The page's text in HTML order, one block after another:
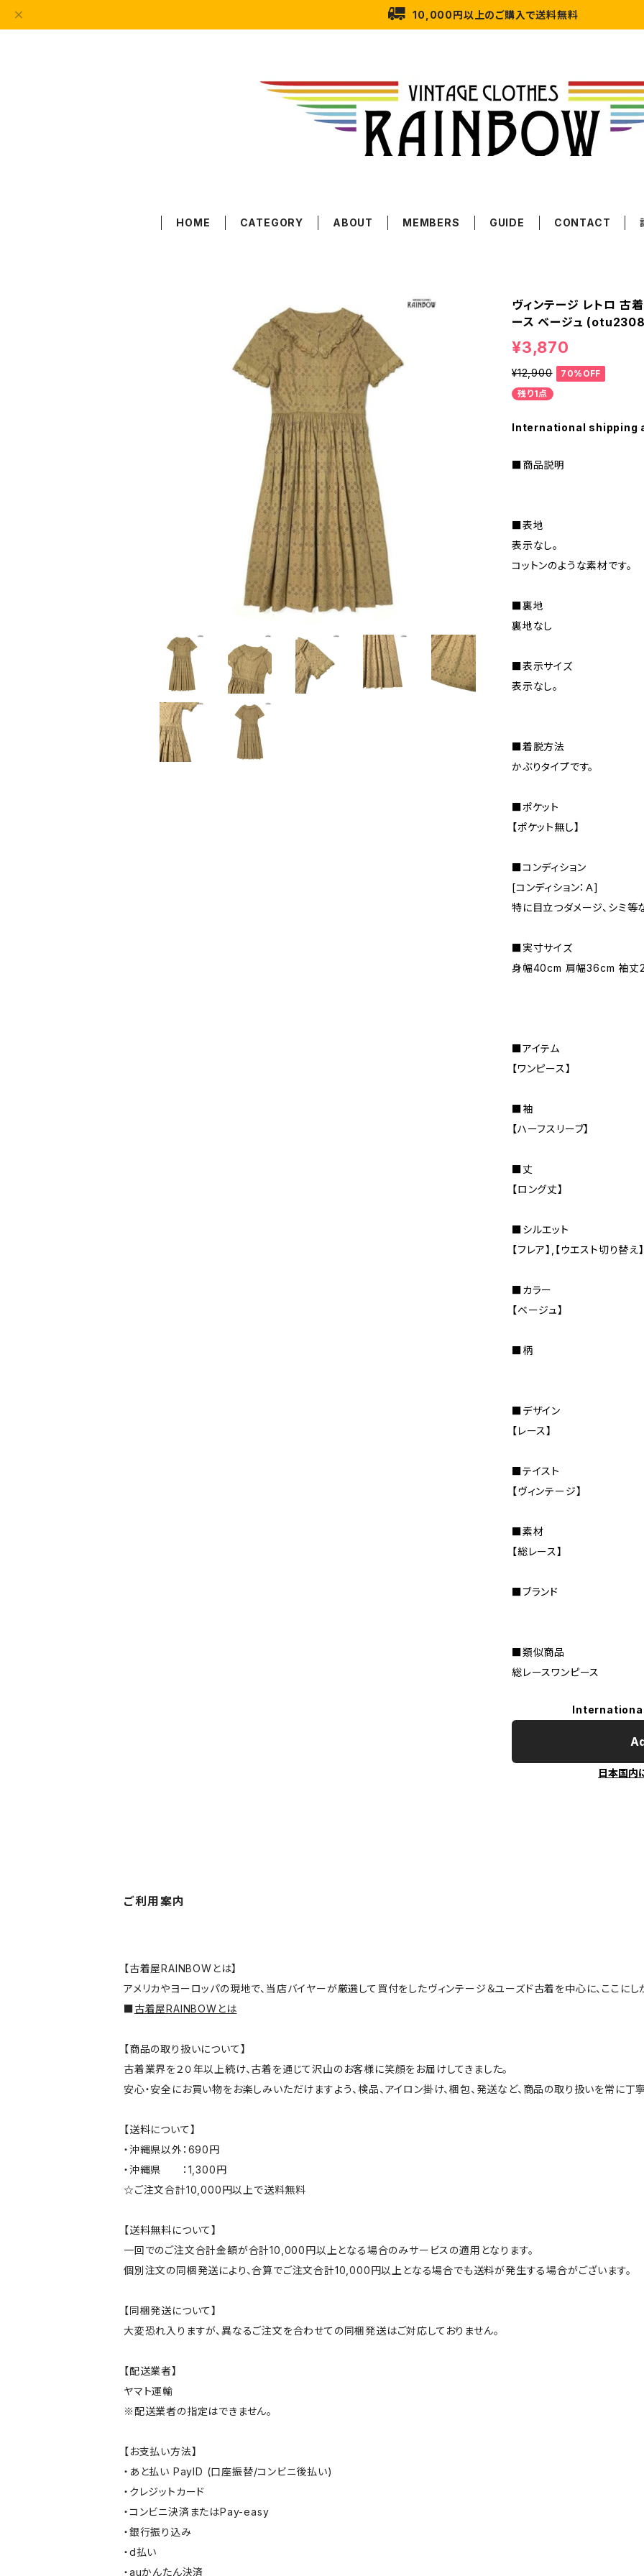
10,000円以上のご購入で送料無料
HOME CATEGORY ABOUT MEMBERS GUIDE CONTACT
ヴィンテージ レトロ 古
ース ベージュ
¥3,870
¥12,900
70%OFF
残り1点
International shipping
■商品説明
■表地
表示なし。
コットンのような素材です。
■裏地
裏地なし
■表示サイズ
表示なし。
■着脱方法
かぶりタイプです。
■ポケット
【ポケット無し】
■コンディション
[コンディション：Ａ]
特に目立つダメージ、シミ等
■実寸サイズ
身幅40cm 肩幅36cm 袖丈
■アイテム
【ワンピース】
■袖
【ハーフスリーブ】
■丈
【ロング丈】
■シルエット
【フレア】,【ウエスト切り替え】
■カラー
【ベージュ】
■柄
■デザイン
【レース】
■テイスト
【ヴィンテージ】
■素材
【総レース】
■ブランド
■類似商品
総レースワンピース
日本国内
ご利用案内
【古着屋RAINBOWとは】
アメリカやヨーロッパの現地で、当店バイヤーが厳選して買付をしたヴィンテージ＆ユーズド古着を中心に、ここに
■古着屋RAINBOWとは
【商品の取り扱いについて】
古着業界を２０年以上続け、古着を通じて沢山のお客様に笑顔をお届けしてきました。
安心・安全にお買い物をお楽しみいただけますよう、検品、アイロン掛け、梱包、発送など、商品の取り扱いを常に丁寧
【送料について】
・沖縄県以外：690円
・沖縄県 ：1,300円
☆ご注文合計10,000円以上で送料無料
【送料無料について】
一回でのご注文合計金額が合計10,000円以上となる場合のみサービスの適用となります。
個別注文の同梱発送により、合算でご注文合計10,000円以上となる場合でも送料が発生する場合がございます。
【同梱発送について】
大変恐れ入りますが、異なるご注文を合わせての同梱発送はご対応しておりません。
【配送業者】
ヤマト運輸
※配送業者の指定はできません。
【お支払い方法】
・あと払い PayID (口座振替/コンビニ後払い)
・クレジットカード
・コンビニ決済またはPay-easy
・銀行振り込み
・d払い
・auかんたん決済